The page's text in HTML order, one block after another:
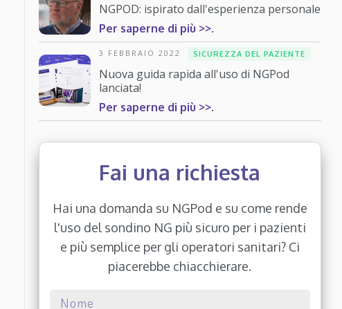
NGPOD: ispirato dall'esperienza personale
Per saperne di più >>.
3 FEBBRAIO 2022 SICUREZZA DEL PAZIENTE
Nuova guida rapida all'uso di NGPod
lanciata!
Per saperne di più >>.
Fai una richiesta
Hai una domanda su NGPod e su come rende
l'uso del sondino NG più sicuro per i pazienti
e più semplice per gli operatori sanitari? Ci
piacerebbe chiacchierare.